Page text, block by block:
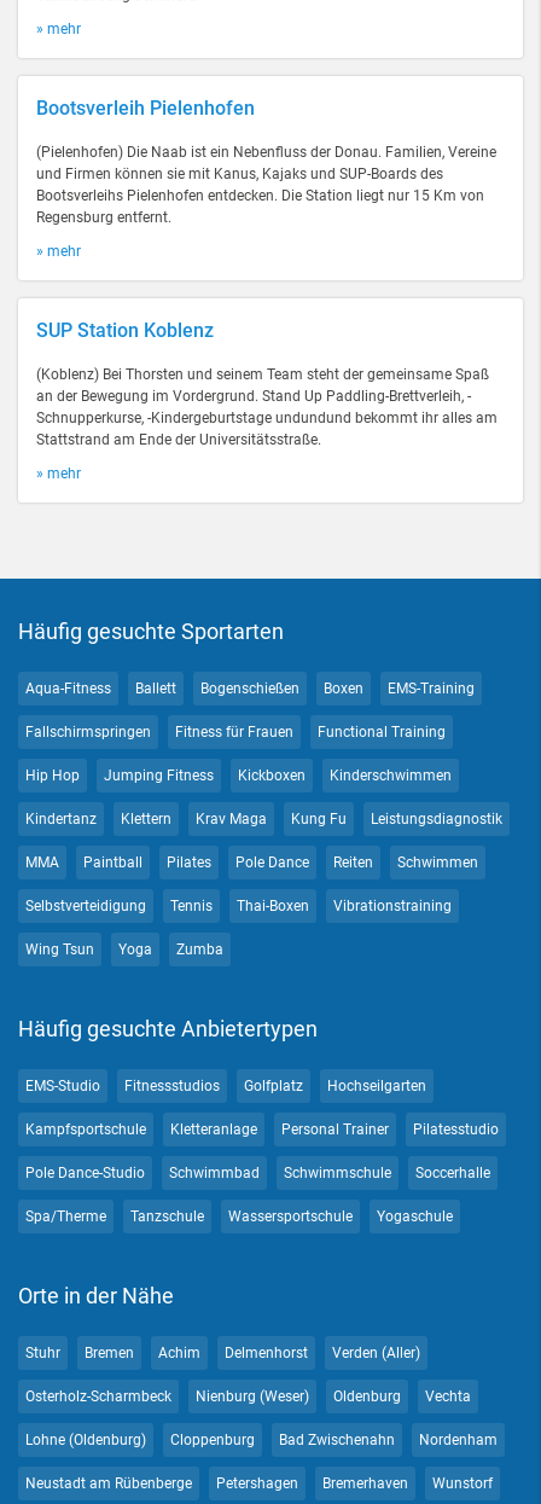
» mehr
Bootsverleih Pielenhofen
(Pielenhofen) Die Naab ist ein Nebenfluss der Donau. Familien, Vereine
und Firmen können sie mit Kanus, Kajaks und SUP-Boards des
Bootsverleihs Pielenhofen entdecken. Die Station liegt nur 15 Km von
Regensburg entfernt.
» mehr
SUP Station Koblenz
(Koblenz) Bei Thorsten und seinem Team steht der gemeinsame Spaß
an der Bewegung im Vordergrund. Stand Up Paddling-Brettverleih, -
Schnupperkurse, -Kindergeburtstage undundund bekommt ihr alles am
Stattstrand am Ende der Universitätsstraße.
» mehr
Häufig gesuchte Sportarten
Aqua-Fitness Ballett Bogenschießen Boxen EMS-Training
Fallschirmspringen Fitness für Frauen Functional Training
Hip Hop Jumping Fitness Kickboxen Kinderschwimmen
Kindertanz Klettern Krav Maga Kung Fu Leistungsdiagnostik
MMA Paintball Pilates Pole Dance Reiten Schwimmen
Selbstverteidigung Tennis Thai-Boxen Vibrationstraining
Wing Tsun Yoga Zumba
Häufig gesuchte Anbietertypen
EMS-Studio Fitnessstudios Golfplatz Hochseilgarten
Kampfsportschule Kletteranlage Personal Trainer Pilatesstudio
Pole Dance-Studio Schwimmbad Schwimmschule Soccerhalle
Spa/Therme Tanzschule Wassersportschule Yogaschule
Orte in der Nähe
Stuhr Bremen Achim Delmenhorst Verden (Aller)
Osterholz-Scharmbeck Nienburg (Weser) Oldenburg Vechta
Lohne (Oldenburg) Cloppenburg Bad Zwischenahn Nordenham
Neustadt am Rübenberge Petershagen Bremerhaven Wunstorf